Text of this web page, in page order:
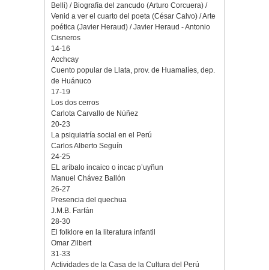
Belli) / Biografía del zancudo (Arturo Corcuera) /
Venid a ver el cuarto del poeta (César Calvo) / Arte
poética (Javier Heraud) / Javier Heraud - Antonio
Cisneros
14-16
Acchcay
Cuento popular de Llata, prov. de Huamalíes, dep.
de Huánuco
17-19
Los dos cerros
Carlota Carvallo de Núñez
20-23
La psiquiatría social en el Perú
Carlos Alberto Seguín
24-25
EL aríbalo incaico o incac p’uyñun
Manuel Chávez Ballón
26-27
Presencia del quechua
J.M.B. Farfán
28-30
El folklore en la literatura infantil
Omar Zilbert
31-33
Actividades de la Casa de la Cultura del Perú